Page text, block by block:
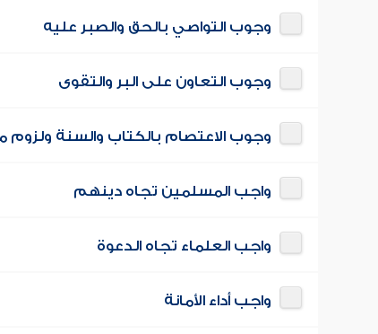
وجوب التواصي بالحق والصبر عليه
وجوب التعاون على البر والتقوى
وجوب الاعتصام بالكتاب والسنة
واجب المسلمين تجاه دينهم
واجب العلماء تجاه الدعوة
واجب أداء الأمانة